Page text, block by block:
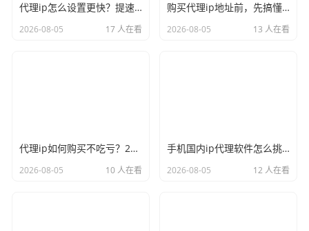
代理ip怎么设置更快？提速的几个关键点记牢
2026-08-05 17 人在看
购买代理ip地址前，先搞懂这三件事再说
2026-08-05 13 人在看
代理ip如何购买不吃亏？2026年的避坑心得奉上
2026-08-05 10 人在看
手机国内ip代理软件怎么挑？实用才是硬道理
2026-08-05 12 人在看